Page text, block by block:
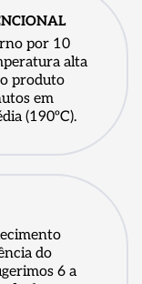
por 10
alta
produto
em
(190ºC).
do
6 a